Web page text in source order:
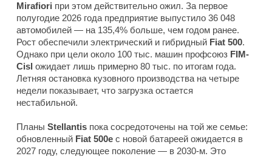
Mirafiori при этом действительно ожил. За первое
полугодие 2026 года предприятие выпустило 36 048
автомобилей — на 135,4% больше, чем годом ранее.
Рост обеспечили электрический и гибридный Fiat 500.
Однако при цели около 100 тыс. машин профсоюз FIM-
Cisl ожидает лишь примерно 80 тыс. по итогам года.
Летняя остановка кузовного производства на четыре
недели показывает, что загрузка остается
нестабильной.
Планы Stellantis пока сосредоточены на той же семье:
обновленный Fiat 500e с новой батареей ожидается в
2027 году, следующее поколение — в 2030-м. Это